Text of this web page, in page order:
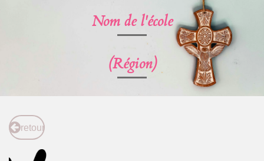
Nom de l'école
(Région)
retour